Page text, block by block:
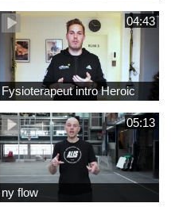
04:43
Fysioterapeut intro Heroic
05:13
ny flow